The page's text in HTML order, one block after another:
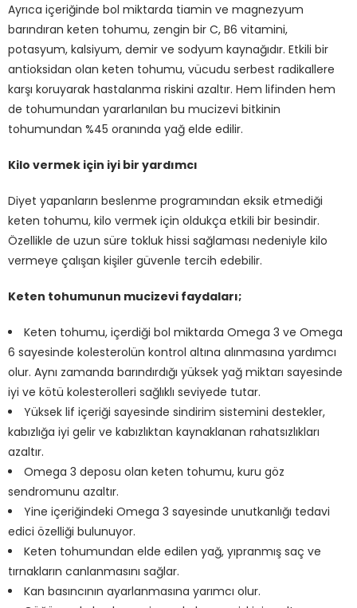
Ayrıca içeriğinde bol miktarda tiamin ve magnezyum
barındıran keten tohumu, zengin bir C, B6 vitamini,
potasyum, kalsiyum, demir ve sodyum kaynağıdır. Etkili bir
antioksidan olan keten tohumu, vücudu serbest radikallere
karşı koruyarak hastalanma riskini azaltır. Hem lifinden hem
de tohumundan yararlanılan bu mucizevi bitkinin
tohumundan %45 oranında yağ elde edilir.
Kilo vermek için iyi bir yardımcı
Diyet yapanların beslenme programından eksik etmediği
keten tohumu, kilo vermek için oldukça etkili bir besindir.
Özellikle de uzun süre tokluk hissi sağlaması nedeniyle kilo
vermeye çalışan kişiler güvenle tercih edebilir.
Keten tohumunun mucizevi faydaları;
Keten tohumu, içerdiği bol miktarda Omega 3 ve Omega
6 sayesinde kolesterolün kontrol altına alınmasına yardımcı
olur. Aynı zamanda barındırdığı yüksek yağ miktarı sayesinde
iyi ve kötü kolesterolleri sağlıklı seviyede tutar.
Yüksek lif içeriği sayesinde sindirim sistemini destekler,
kabızlığa iyi gelir ve kabızlıktan kaynaklanan rahatsızlıkları
azaltır.
Omega 3 deposu olan keten tohumu, kuru göz
sendromunu azaltır.
Yine içeriğindeki Omega 3 sayesinde unutkanlığı tedavi
edici özelliği bulunuyor.
Keten tohumundan elde edilen yağ, yıpranmış saç ve
tırnakların canlanmasını sağlar.
Kan basıncının ayarlanmasına yarımcı olur.